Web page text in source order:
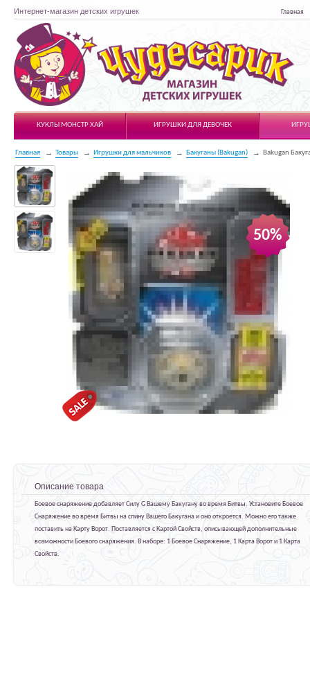
Интернет-магазин детских игрушек Главная
Чудесарик
КУКЛЫ МОНСТР ХАЙ
ИГРУШКИ ДЛЯ ДЕВОЧЕК
Главная Товары Игрушки для мальчиков Бакуганы (Bakugan) Bakugan
50%
Описание товара
Боевое снаряжение добавляет Силу G Вашему Бакугану во время Битвы. Установите Боевое
Снаряжение во время Битвы на спину Вашего Бакугана и оно откроется. Можно его также
поставить на Карту Ворот. Поставляется с Картой Свойств, описывающей дополнительные
возможности Боевого снаряжения. В наборе: 1 Боевое Снаряжение, 1 Карта Ворот и 1 Карта
Свойств.